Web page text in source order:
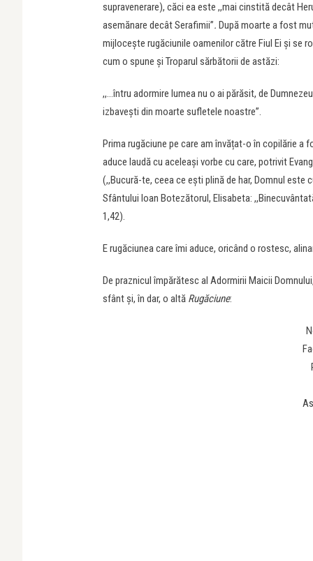
supravenerare), căci ea este ,,mai cinstită decât
asemănare decât Serafimii”. După moarte a fost
mijlocește rugăciunile oamenilor către Fiul Ei și se
cum o spune și Troparul sărbătorii de astăzi:
,,…întru adormire lumea nu o ai părăsit, de
izbavești din moarte sufletele noastre”.
Prima rugăciune pe care am învățat-o în copilărie a
aduce laudă cu aceleași vorbe cu care, potrivit
(,,Bucură-te, ceea ce eşti plină de har, Domnul
Sfântului Ioan Botezătorul, Elisabeta:
1,42).
E rugăciunea care îmi aduce, oricând o rostesc,
De praznicul împărătesc al Adormirii Maicii
sfânt și, în dar, o altă Rugăciune: